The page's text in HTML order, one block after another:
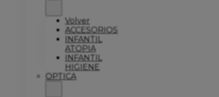
Volver
ACCESORIOS
INFANTIL
ATOPIA
INFANTIL
HIGIENE
OPTICA